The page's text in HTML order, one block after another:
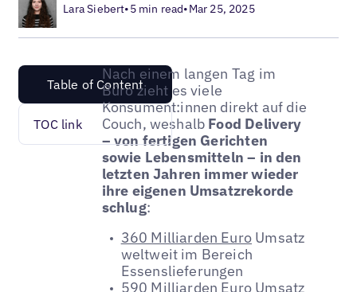
Lara Siebert•5 min read•Mar 25, 2025
Table of Content
TOC link
Nach einem langen Tag im
Büro zieht es viele
Konsument:innen direkt auf die
Couch, weshalb Food Delivery
– von fertigen Gerichten
sowie Lebensmitteln – in den
letzten Jahren immer wieder
ihre eigenen Umsatzrekorde
schlug:
360 Milliarden Euro Umsatz
weltweit im Bereich
Essenslieferungen
590 Milliarden Euro Umsatz